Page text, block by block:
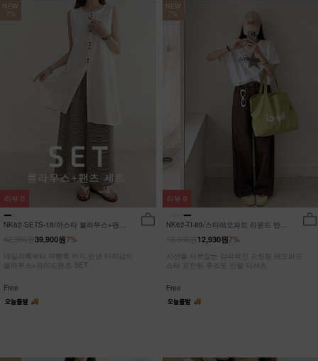
NEW
7%
NK62-SETS-18/아스타 블라우스+팬츠
7%
39,900원
데일리룩부터 여행룩 까지,린넨 터치감의
블라우스+와이드팬츠 SET
Free
리뷰 0
NEW
7%
NK62-TI-89/스타레오파드 라운드 반팔
7%
12,930원
시선을 사로잡는 감각적인 프린팅 레오파드
스타 프린팅 루즈핏 반팔 티셔츠
Free
리뷰 0